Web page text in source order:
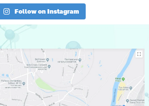
Follow on Instagram